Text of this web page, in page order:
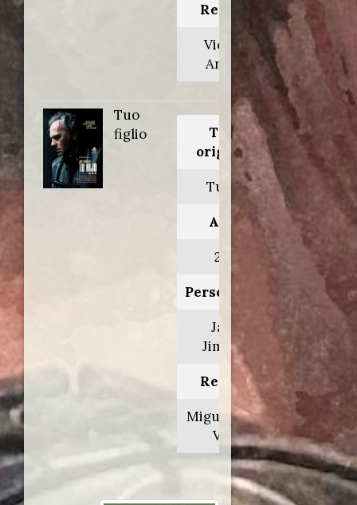
Regia di:
Vicente
Aranda
Tuo
figlio
Titolo
originale:
Tu hijo
Anno:
2018
Personaggio:
Jaime
Jiménez
Regia di:
Miguel Ángel
Vivas